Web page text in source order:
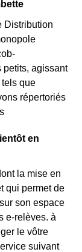
Distribution
petits, agissant
que
répertoriés
en
la mise en
qui permet de
son espace
e-relèves. à
le vôtre
suivant